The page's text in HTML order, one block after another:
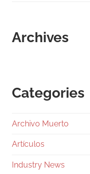
Archives
Categories
Archivo Muerto
Artículos
Industry News